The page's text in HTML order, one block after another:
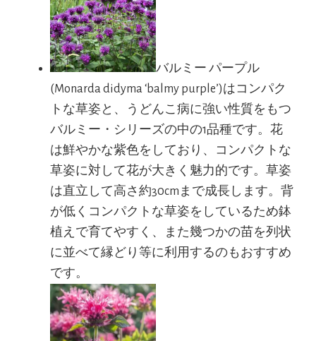
バルミー パープル
(Monarda didyma ‘balmy purple’)はコンパク
トな草姿と、うどんこ病に強い性質をもつ
バルミー・シリーズの中の1品種です。花
は鮮やかな紫色をしており、コンパクトな
草姿に対して花が大きく魅力的です。草姿
は直立して高さ約30cmまで成長します。背
が低くコンパクトな草姿をしているため鉢
植えで育てやすく、また幾つかの苗を列状
に並べて縁どり等に利用するのもおすすめ
です。